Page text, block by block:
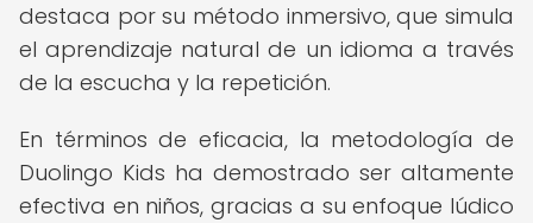
destaca por su método inmersivo, que simula
el aprendizaje natural de un idioma a través
de la escucha y la repetición.
En términos de eficacia, la metodología de
Duolingo Kids ha demostrado ser altamente
efectiva en niños, gracias a su enfoque lúdico